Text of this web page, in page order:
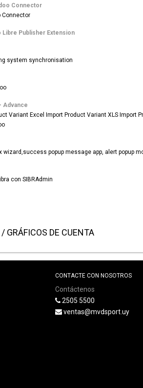
Connector
Connector
Publisher Extension
system synchronisation
Advance
Variant Excel Import Product Variant XLS
popup message app, alert popup
con SIBRAdmin
GRÁFICOS DE CUENTA
CONTACTE CON NOSOTROS
Contáctenos
2505 5500
ventas@mvdsport.uy